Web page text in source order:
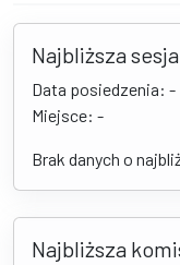
Najbliższa sesja
Data posiedzenia: -
Miejsce: -
Brak danych o
Najbliższa